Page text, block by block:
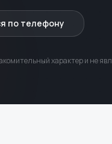
по телефону
характер и не